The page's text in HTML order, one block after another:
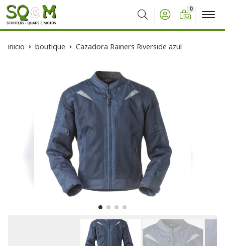
Buscar
0
inicio boutique Cazadora Rainers Riverside azul